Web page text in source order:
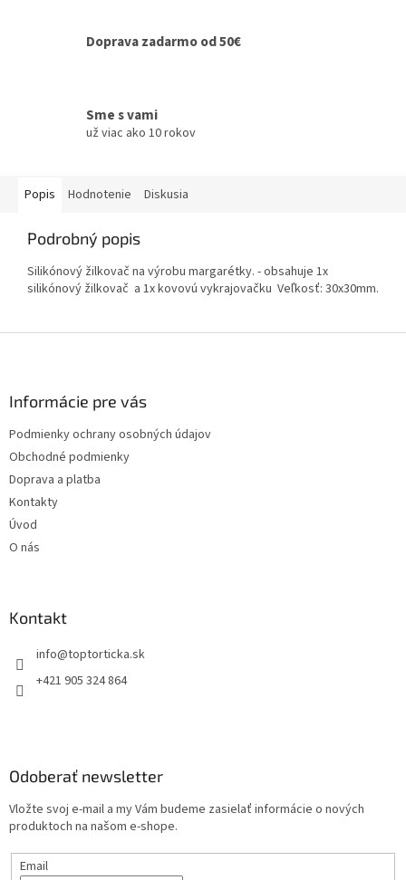
Doprava zadarmo od 50€
Sme s vami
už viac ako 10 rokov
Popis Hodnotenie Diskusia
Podrobný popis
Silikónový žilkovač na výrobu margarétky. - obsahuje 1x
silikónový žilkovač a 1x kovovú vykrajovačku Veľkosť: 30x30mm.
Informácie pre vás
Podmienky ochrany osobných údajov
Obchodné podmienky
Doprava a platba
Kontakty
Úvod
O nás
Kontakt
+421 905 324 864
Odoberať newsletter
Vložte svoj e-mail a my Vám budeme zasielať informácie o nových
produktoch na našom e-shope.
Email